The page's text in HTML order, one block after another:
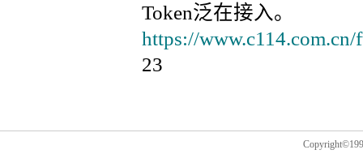
Token泛在接入。
https://
23